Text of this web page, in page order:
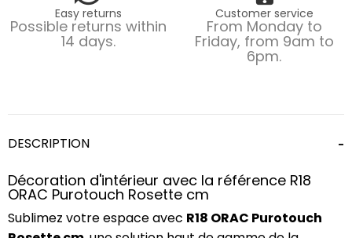
Easy returns
Possible returns within
14 days.
Customer service
From Monday to
Friday, from 9am to
6pm.
DESCRIPTION
Décoration d'intérieur avec la référence R18
ORAC Purotouch Rosette cm
Sublimez votre espace avec R18 ORAC Purotouch